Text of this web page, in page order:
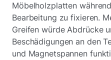
Möbelholzplatten
Bearbeitung zu fixieren.
Greifen würde Abdrücke
Beschädigungen an den
und Magnetspannen